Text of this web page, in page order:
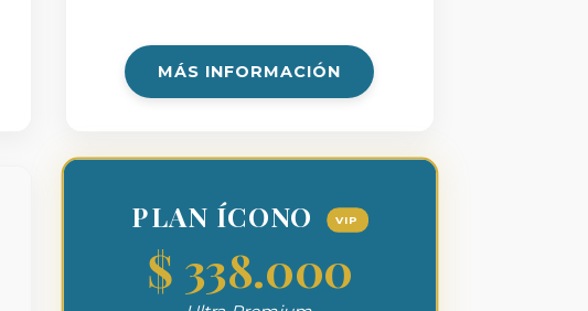
MÁS INFORMACIÓN
PLAN ÍCONO VIP
$ 338.000